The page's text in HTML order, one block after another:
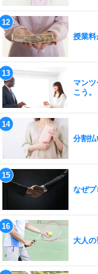
授業料
マン
こう。
分割払
なぜプ
大人の